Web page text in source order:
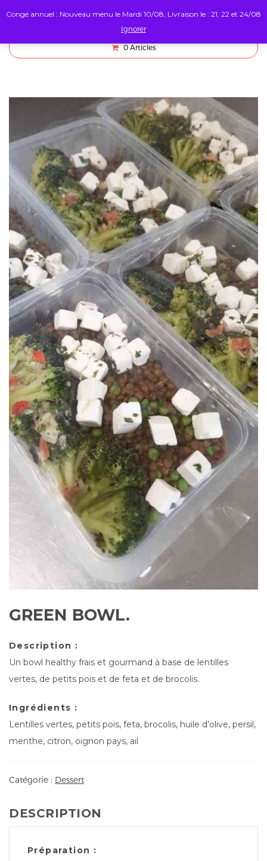
0 Articles
GREEN BOWL.
Description :
Un bowl healthy frais et gourmand à base de lentilles
vertes, de petits pois et de feta et de brocolis.
Ingrédients :
Lentilles vertes, petits pois, feta, brocolis, huile d’olive, persil,
menthe, citron, oignon pays, ail
Catégorie : Dessert
DESCRIPTION
Préparation :
Congé annuel : Nouveau menu le Mardi 10/08, Livraison le : 21, 22 et 24/08
Ignorer